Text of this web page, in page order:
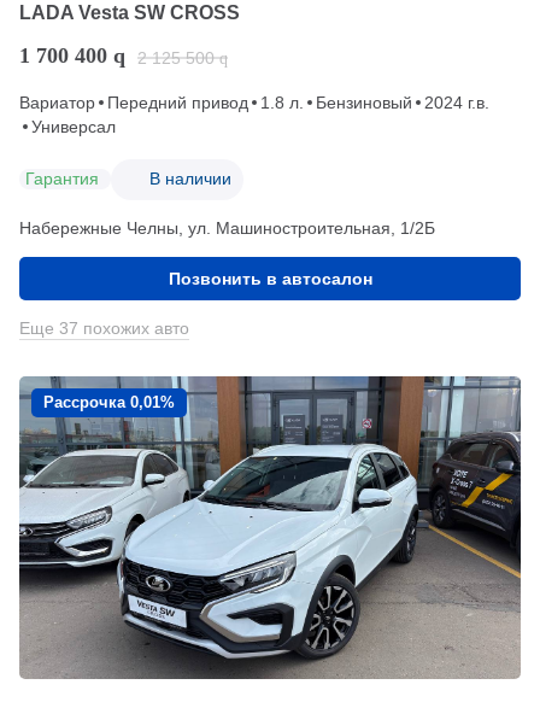
LADA Vesta SW CROSS
1 700 400 q 2 125 500 q
Вариатор Передний привод 1.8 л. Бензиновый
2024 г.в.
Универсал
Гарантия В наличии
Набережные Челны, ул. Машиностроительная, 1/2Б
Позвонить в автосалон
Еще 37 похожих авто
Рассрочка 0,01%